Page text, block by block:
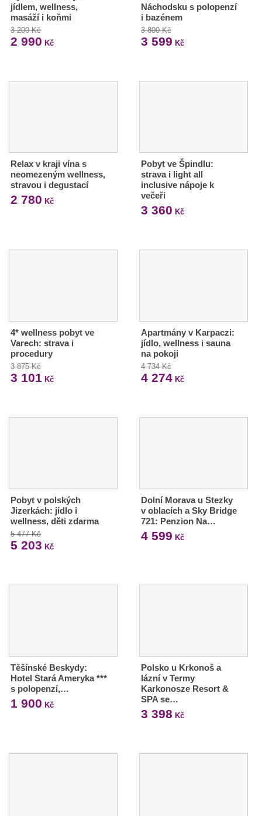
jídlem, wellness,
masáží i koňmi
3 200 Kč
2 990 Kč
Náchodsku s polopenzí
i bazénem
3 800 Kč
3 599 Kč
Relax v kraji vína s
neomezeným wellness,
stravou i degustací
2 780 Kč
Pobyt ve Špindlu:
strava i light all
inclusive nápoje k
večeři
3 360 Kč
4* wellness pobyt ve
Varech: strava i
procedury
3 875 Kč
3 101 Kč
Apartmány v Karpaczi:
jídlo, wellness i sauna
na pokoji
4 734 Kč
4 274Kč
Pobyt v polských
Jizerkách: jídlo i
wellness, děti zdarma
5 477 Kč
5 203 Kč
Dolní Morava u Stezky
v oblacích a Sky Bridge
721: Penzion Na…
4 599 Kč
Těšínské Beskydy:
Hotel Stará Ameryka ***
s polopenzí,…
1 900 Kč
Polsko u Krkonoš a
lázní v Termy
Karkonosze Resort &
SPA se…
3 398 Kč